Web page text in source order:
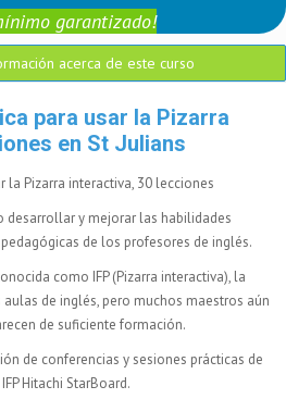
garantizado!
acerca de este curso
para usar la Pizarra
en St Julians
Pizarra interactiva, 30 lecciones
desarrollar y mejorar las habilidades
de los profesores de inglés.
como IFP (Pizarra interactiva), la
de inglés, pero muchos maestros aún
de suficiente formación.
de conferencias y sesiones prácticas de
Hitachi StarBoard.